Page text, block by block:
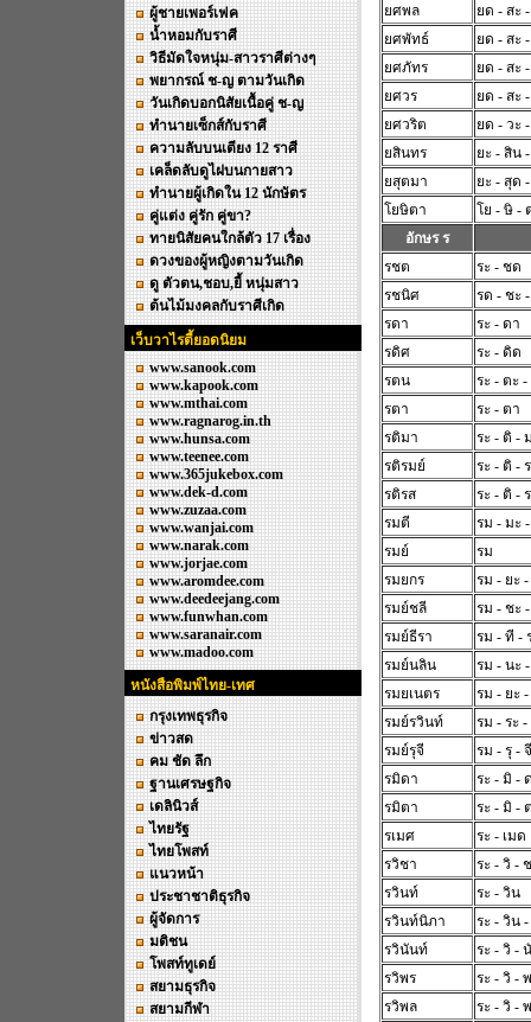
ผู้ชายเพอร์เฟค
น้ำหอมกับราศี
วิธีมัดใจหนุ่ม-สาวราศีต่างๆ
พยากรณ์ ช-ญ ตามวันเกิด
วันเกิดบอกนิสัยเนื้อคู่ ช-ญ
ทำนายเซ็กส์กับราศี
ความลับบนเตียง 12 ราศี
เคล็ดลับดูไฝบนกายสาว
ทำนายผู้เกิดใน 12 นักษัตร
คู่แต่ง คู่รัก คู่ขา?
ทายนิสัยคนใกล้ตัว 17 เรื่อง
ดวงของผู้หญิงตามวันเกิด
ดู ตัวตน,ชอบ,ยี้ หนุ่มสาว
ต้นไม้มงคลกับราศีเกิด
เว็บวาไรตี้ยอดนิยม
www.sanook.com
www.kapook.com
www.mthai.com
www.ragnarog.in.th
www.hunsa.com
www.teenee.com
www.365jukebox.com
www.dek-d.com
www.zuzaa.com
www.wanjai.com
www.narak.com
www.jorjae.com
www.aromdee.com
www.deedeejang.com
www.funwhan.com
www.saranair.com
www.madoo.com
หนังสือพิมพ์ไทย-เทศ
กรุงเทพธุรกิจ
ข่าวสด
คม ชัด ลึก
ฐานเศรษฐกิจ
เดลินิวส์
ไทยรัฐ
ไทยโพสท์
แนวหน้า
ประชาชาติธุรกิจ
ผู้จัดการ
มติชน
โพสท์ทูเดย์
สยามธุรกิจ
สยามกีฬา
ยศพล
ยด - สะ
ยศพัทธ์
ยด - สะ
ยศภัทร
ยด - สะ
ยศวร
ยด - สะ
ยศวริต
ยด - วะ
ยสินทร
ยะ - สิน
ยสุตมา
ยะ - สุด
โยษิตา
โย - ษิ -
อักษร ร
รชต
ระ - ชด
รชนิศ
รด - ชะ
รดา
ระ - ดา
รดิศ
ระ - ดิด
รตน
ระ - ตะ -
รตา
ระ - ตา
รติมา
ระ - ติ -
รติรมย์
ระ - ติ -
รติรส
ระ - ติ -
รมตี
รม - มะ
รมย์
รม
รมยกร
รม - ยะ
รมย์ชลี
รม - ชะ
รมย์ธีรา
รม - ที -
รมย์นลิน
รม - นะ
รมยเนตร
รม - ยะ
รมย์รวินท์
รม - ระ
รมย์รุจี
รม - รุ - จี
รมิดา
ระ - มิ -
รมิตา
ระ - มิ -
รเมศ
ระ - เมด
รวิชา
ระ - วิ -
รวินท์
ระ - วิน
รวินท์นิภา
ระ - วิน
รวินันท์
ระ - วิ -
รวิพร
ระ - วิ -
รวิพล
ระ - วิ -